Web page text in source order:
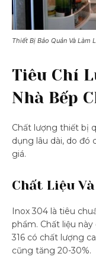
Thiết Bị Bảo Quản Và Làm
Tiêu Chí
Nhà Bếp
Chất lượng thiết bị
dụng lâu dài, do đó
giá.
Chất Liệu
Inox 304 là tiêu
phẩm. Chất liệu
316 có chất lượng
cũng tăng 20-30%.